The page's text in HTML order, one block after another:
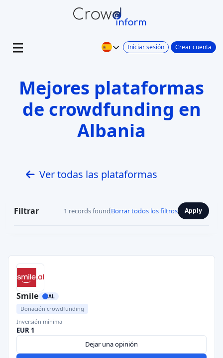
Iniciar sesión Crear cuenta
Mejores plataformas
de crowdfunding en
Albania
Ver todas las plataformas
Filtrar 1 records foundBorrar todos los filtros Apply
Smile AL
Donación crowdfunding
Inversión mínima
EUR 1
Dejar una opinión